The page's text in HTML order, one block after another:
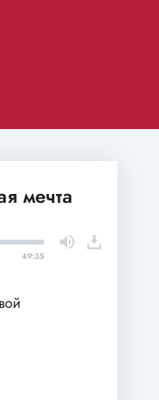
мечта
49:35